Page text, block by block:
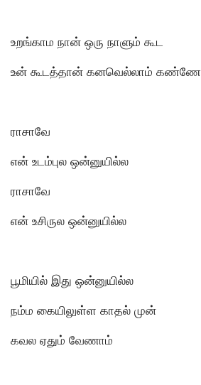
உறங்காம நான் ஒரு நாளும் கூட
உன் கூடத்தான் கனவெல்லாம் கண்ணே
ராசாவே
என் உடம்புல ஒன்னுயில்ல
ராசாவே
என் உசிருல ஒன்னுயில்ல
பூமியில் இது ஒன்னுயில்ல
நம்ம கையிலுள்ள காதல் முன்
கவல ஏதும் வேணாம்